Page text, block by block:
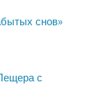
снов»
с